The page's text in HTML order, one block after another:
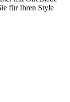
für Ihren Style